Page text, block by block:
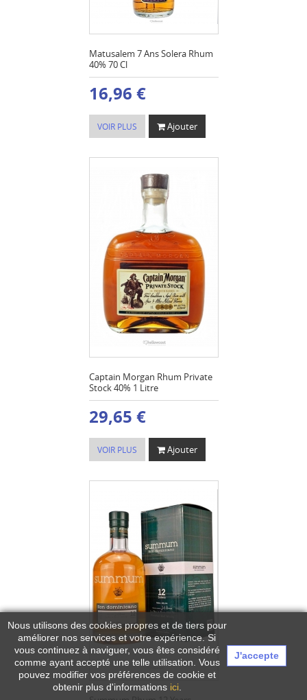
Matusalem 7 Ans Solera Rhum
40% 70 Cl
16,96 €
VOIR PLUS Ajouter
Captain Morgan Rhum Private
Stock 40% 1 Litre
29,65 €
VOIR PLUS Ajouter
Nous utilisons des cookies propres et de tiers pour
améliorer nos services et votre expérience. Si
vous continuez à naviguer, vous êtes considéré
comme ayant accepté une telle utilisation. Vous
pouvez modifier vos préférences de cookie et
obtenir plus d'informations ici.
J'accepte